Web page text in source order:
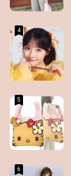
4
5
6
4
5
6
4
5
6